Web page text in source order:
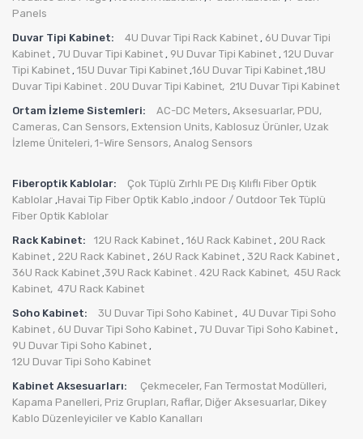
Panels
Duvar Tipi Kabinet:
4U Duvar Tipi Rack Kabinet , 6U Duvar Tipi
Kabinet , 7U Duvar Tipi Kabinet , 9U Duvar Tipi Kabinet , 12U Duvar
Tipi Kabinet , 15U Duvar Tipi Kabinet ,16U Duvar Tipi Kabinet ,18U
Duvar Tipi Kabinet . 20U Duvar Tipi Kabinet, 21U Duvar Tipi Kabinet
Ortam İzleme Sistemleri:
AC-DC Meters, Aksesuarlar, PDU,
Cameras, Can Sensors, Extension Units, Kablosuz Ürünler, Uzak
İzleme Üniteleri, 1-Wire Sensors, Analog Sensors
Fiberoptik Kablolar:
Çok Tüplü Zırhlı PE Dış Kılıflı Fiber Optik
Kablolar ,Havai Tip Fiber Optik Kablo ,indoor / Outdoor Tek Tüplü
Fiber Optik Kablolar
Rack Kabinet:
12U Rack Kabinet , 16U Rack Kabinet , 20U Rack
Kabinet , 22U Rack Kabinet , 26U Rack Kabinet , 32U Rack Kabinet ,
36U Rack Kabinet ,39U Rack Kabinet . 42U Rack Kabinet, 45U Rack
Kabinet, 47U Rack Kabinet
Soho Kabinet:
3U Duvar Tipi Soho Kabinet , 4U Duvar Tipi Soho
Kabinet , 6U Duvar Tipi Soho Kabinet , 7U Duvar Tipi Soho Kabinet ,
9U Duvar Tipi Soho Kabinet ,
12U Duvar Tipi Soho Kabinet
Kabinet Aksesuarları:
Çekmeceler, Fan Termostat Modülleri,
Kapama Panelleri, Priz Grupları, Raflar, Diğer Aksesuarlar, Dikey
Kablo Düzenleyiciler ve Kablo Kanalları